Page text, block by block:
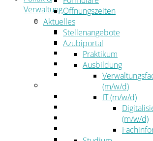
Verwaltung
Politik
Kreistag
Bürgerinformationssystem
Wahlen
Der Landrat
Kommunalaufsicht
Öffnungszeiten
Aktuelles
Stellenangebote
Azubiportal
Praktikum
Ausbildung
(m/w/d)
IT (m/w/d)
(m/w/d)